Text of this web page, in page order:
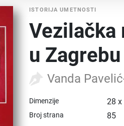
ISTORIJA UMETNOSTI
Vezilačka
u Zagrebu
Vanda
Dimenzije 28 x
Broj strana 85